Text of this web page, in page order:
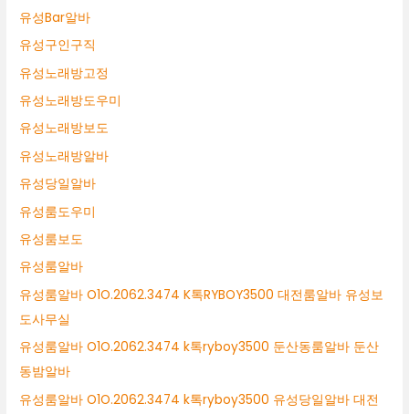
유성Bar알바
유성구인구직
유성노래방고정
유성노래방도우미
유성노래방보도
유성노래방알바
유성당일알바
유성룸도우미
유성룸보도
유성룸알바
유성룸알바 O1O.2062.3474 K톡RYBOY3500 대전룸알바 유성보
도사무실
유성룸알바 O1O.2062.3474 k톡ryboy3500 둔산동룸알바 둔산
동밤알바
유성룸알바 O1O.2062.3474 k톡ryboy3500 유성당일알바 대전